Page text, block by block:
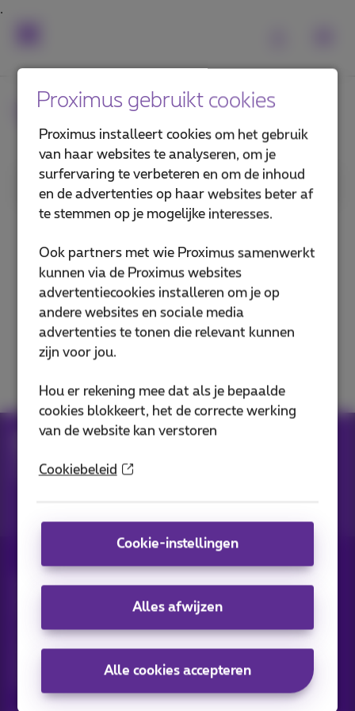
Veelgestelde vragen
1. Categorie
MyProximus voor medewerkers
Proximus+ app voor medewerkers
Administratieve & technische support,
Proximus gebruikt cookies
Proximus installeert cookies om het gebruik
van haar websites te analyseren, om je
surfervaring te verbeteren en om de inhoud
en de advertenties op haar websites beter af
te stemmen op je mogelijke interesses.
Ook partners met wie Proximus samenwerkt
kunnen via de Proximus websites
advertentiecookies installeren om je op
andere websites en sociale media
advertenties te tonen die relevant kunnen
zijn voor jou.
Hou er rekening mee dat als je bepaalde
cookies blokkeert, het de correcte werking
van de website kan verstoren
Cookiebeleid
Cookie-instellingen
Alles afwijzen
Alle cookies accepteren
Administratieve support
Alle rechten voorbehouden. ©2026Proximus
Algemene voorwaarden, consumenteninfo
Toegankelijkheid
Cookiebeleid
Cookie manager
Bedrijfsgegevens
Deze website is gecreëerd en wordt beheerd conform het